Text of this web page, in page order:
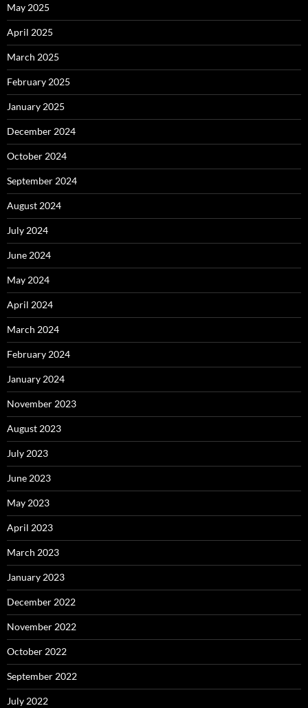
May 2025
April 2025
March 2025
February 2025
January 2025
December 2024
October 2024
September 2024
August 2024
July 2024
June 2024
May 2024
April 2024
March 2024
February 2024
January 2024
November 2023
August 2023
July 2023
June 2023
May 2023
April 2023
March 2023
January 2023
December 2022
November 2022
October 2022
September 2022
July 2022